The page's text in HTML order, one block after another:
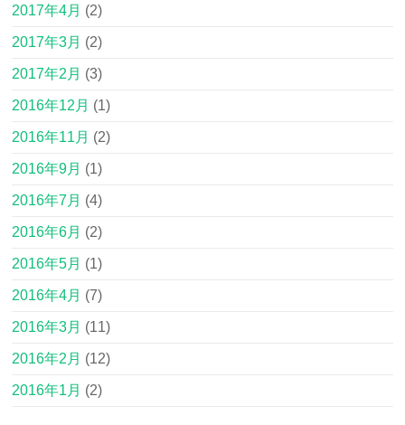
2017年4月 (2)
2017年3月 (2)
2017年2月 (3)
2016年12月 (1)
2016年11月 (2)
2016年9月 (1)
2016年7月 (4)
2016年6月 (2)
2016年5月 (1)
2016年4月 (7)
2016年3月 (11)
2016年2月 (12)
2016年1月 (2)